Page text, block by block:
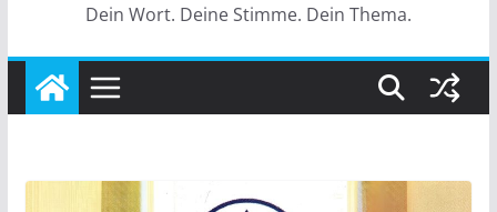
Dein Wort. Deine Stimme. Dein Thema.